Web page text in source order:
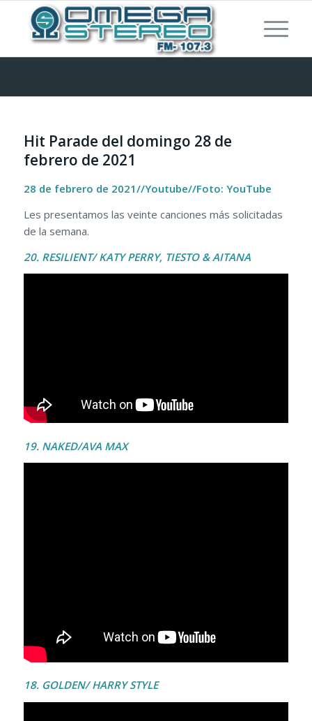
Hit Parade del domingo 28 de
febrero de 2021
28 de febrero de 2021//Youtube//Foto: YouTube
Les presentamos las veinte canciones más solicitadas
de la semana.
20. RESILIENT/ KATY PERRY, TIESTO & AITANA
19. NAKED/AVA MAX
18. GOLDEN/ HARRY STYLE